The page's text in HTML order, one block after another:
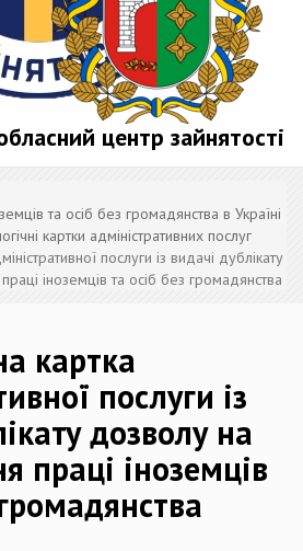
центр зайнятості
та осіб без громадянства в Україні
картки адміністративних послуг
послуги із видачі дублікату
іноземців та осіб без громадянства
картка
послуги із
дозволу на
праці іноземців